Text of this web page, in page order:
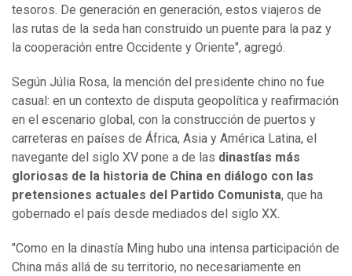
tesoros. De generación en generación, estos viajeros de
las rutas de la seda han construido un puente para la paz y
la cooperación entre Occidente y Oriente", agregó.
Según Júlia Rosa, la mención del presidente chino no fue
casual: en un contexto de disputa geopolítica y reafirmación
en el escenario global, con la construcción de puertos y
carreteras en países de África, Asia y América Latina, el
navegante del siglo XV pone a de las dinastías más
gloriosas de la historia de China en diálogo con las
pretensiones actuales del Partido Comunista, que ha
gobernado el país desde mediados del siglo XX.
"Como en la dinastía Ming hubo una intensa participación de
China más allá de su territorio, no necesariamente en